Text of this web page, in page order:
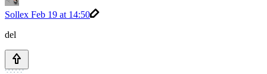
Sollex Feb 19 at 14:50
del